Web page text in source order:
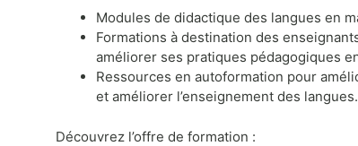
Modules de didactique des langues en
Formations à destination des
améliorer ses pratiques pédagogiques
Ressources en autoformation pour
et améliorer l’enseignement des langues.
Découvrez l’offre de formation :